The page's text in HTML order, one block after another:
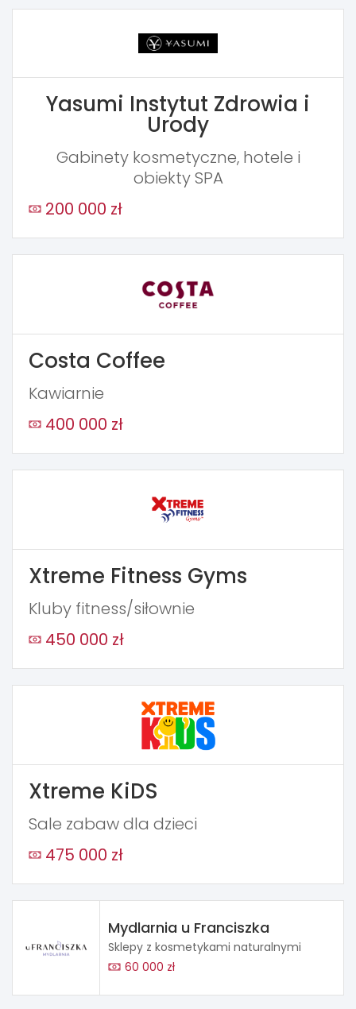
Yasumi Instytut Zdrowia i
Urody
Gabinety kosmetyczne, hotele i
obiekty SPA
200 000 zł
Costa Coffee
Kawiarnie
400 000 zł
Xtreme Fitness Gyms
Kluby fitness/siłownie
450 000 zł
Xtreme KiDS
Sale zabaw dla dzieci
475 000 zł
Mydlarnia u Franciszka
Sklepy z kosmetykami naturalnymi
60 000 zł